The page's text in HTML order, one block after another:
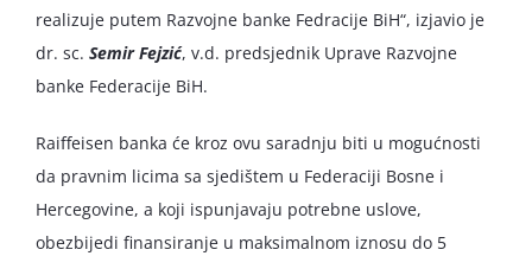
realizuje putem Razvojne banke Fedracije BiH“, izjavio je
dr. sc. Semir Fejzić, v.d. predsjednik Uprave Razvojne
banke Federacije BiH.
Raiffeisen banka će kroz ovu saradnju biti u mogućnosti
da pravnim licima sa sjedištem u Federaciji Bosne i
Hercegovine, a koji ispunjavaju potrebne uslove,
obezbijedi finansiranje u maksimalnom iznosu do 5